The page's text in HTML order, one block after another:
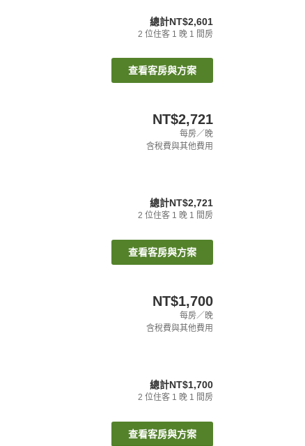
總計NT$2,601
2 位住客 1 晚 1 間房
查看客房與方案
NT$2,721
每房／晚
含稅費與其他費用
總計NT$2,721
2 位住客 1 晚 1 間房
查看客房與方案
NT$1,700
每房／晚
含稅費與其他費用
總計NT$1,700
2 位住客 1 晚 1 間房
查看客房與方案